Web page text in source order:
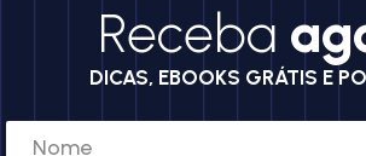
Receba
DICAS, EBOOKS GRÁTIS E